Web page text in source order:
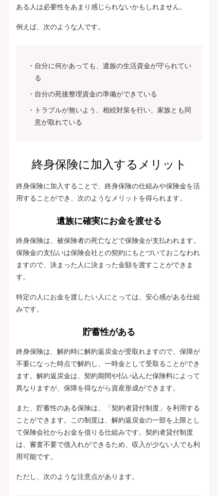
ある人は必要性をあまり感じられないかもしれません。
例えば、次のような人です。
自分に何かあっても、遺族の生活資金が守られてい
る
自分の死後整理資金の準備ができている
トラブルが無いよう、相続対策を行い、家族とも同
意が取れている
終身保険に加入するメリット
終身保険に加入することで、終身保険の仕組みや保険金を活
用することができ、次のようなメリットを得られます。
遺族に確実にお金を渡せる
終身保険は、被保険者の死亡などで保険金が支払われます。
保険金の支払いは保険会社との契約にもとづいておこなわれ
ますので、決まった人に決まった金額を渡すことができま
す。
特定の人にお金を渡したい人にとっては、安心感がある仕組
みです。
貯蓄性がある
終身保険は、解約時に解約返戻金が受取れますので、保障が
不要になった時点で解約し、一時金として受取ることができ
ます。解約返戻金は、契約期間や払い込んだ保険料によって
異なりますが、保障を得ながら資産形成ができます。
また、貯蓄性のある保険は、「契約者貸付制度」を利用する
ことができます。この制度は、解約返戻金の一部を上限とし
て保険会社からお金を借りる仕組みです。契約者貸付制度
は、審査不要で借入れができるため、収入が少ない人でも利
用可能です。
ただし、次のような注意点があります。